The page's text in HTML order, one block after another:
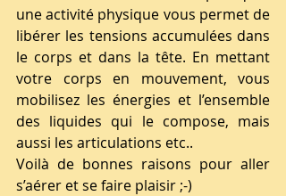
une activité physique vous permet de
libérer les tensions accumulées dans
le corps et dans la tête. En mettant
votre corps en mouvement, vous
mobilisez les énergies et l’ensemble
des liquides qui le compose, mais
aussi les articulations etc..
Voilà de bonnes raisons pour aller
s’aérer et se faire plaisir ;-)